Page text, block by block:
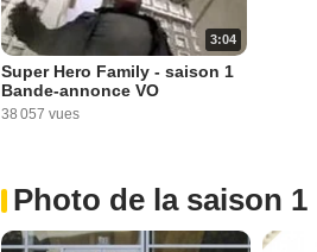
3:04
Super Hero Family - saison 1
Bande-annonce VO
38 057 vues
Photo de la saison 1